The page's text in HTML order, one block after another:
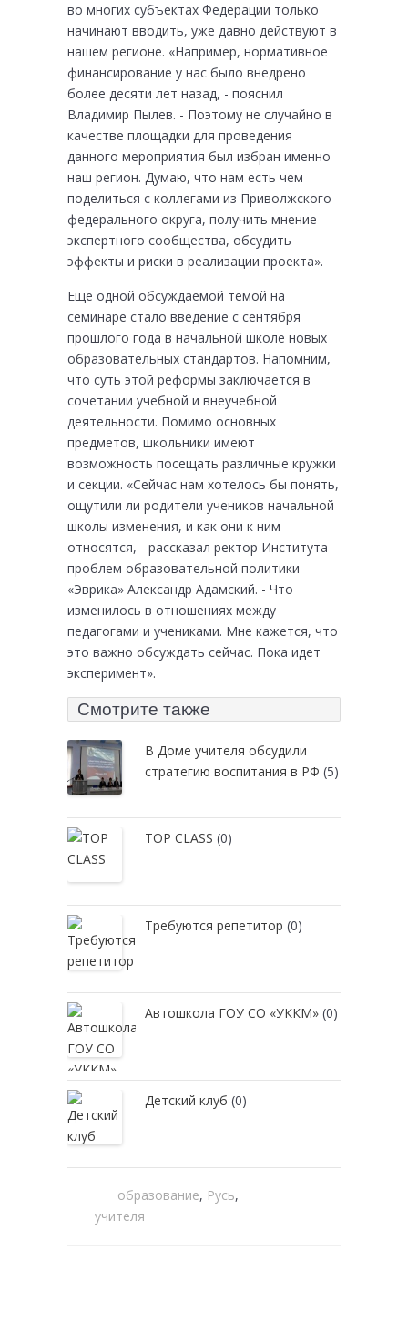
во многих субъектах Федерации только
начинают вводить, уже давно действуют в
нашем регионе. «Например, нормативное
финансирование у нас было внедрено
более десяти лет назад, - пояснил
Владимир Пылев. - Поэтому не случайно в
качестве площадки для проведения
данного мероприятия был избран именно
наш регион. Думаю, что нам есть чем
поделиться с коллегами из Приволжского
федерального округа, получить мнение
экспертного сообщества, обсудить
эффекты и риски в реализации проекта».
Еще одной обсуждаемой темой на
семинаре стало введение с сентября
прошлого года в начальной школе новых
образовательных стандартов. Напомним,
что суть этой реформы заключается в
сочетании учебной и внеучебной
деятельности. Помимо основных
предметов, школьники имеют
возможность посещать различные кружки
и секции. «Сейчас нам хотелось бы понять,
ощутили ли родители учеников начальной
школы изменения, и как они к ним
относятся, - рассказал ректор Института
проблем образовательной политики
«Эврика» Александр Адамский. - Что
изменилось в отношениях между
педагогами и учениками. Мне кажется, что
это важно обсуждать сейчас. Пока идет
эксперимент».
Смотрите также
В Доме учителя обсудили
стратегию воспитания в РФ (5)
TOP CLASS (0)
Требуются репетитор (0)
Автошкола ГОУ СО «УККМ» (0)
Детский клуб (0)
образование, Русь,
учителя